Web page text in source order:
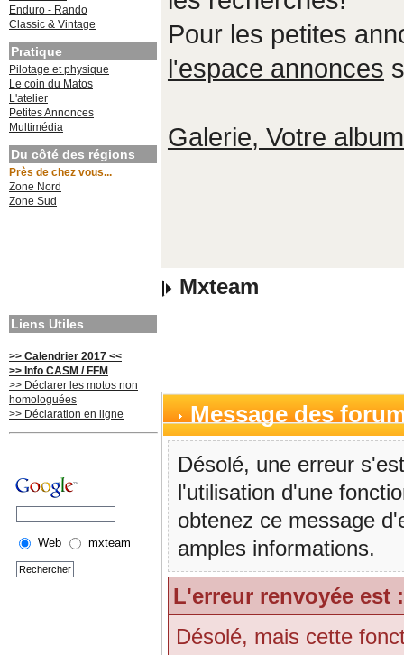
Enduro - Rando
Classic & Vintage
Pratique
Pilotage et physique
Le coin du Matos
L'atelier
Petites Annonces
Multimédia
Du côté des régions
Près de chez vous...
Zone Nord
Zone Sud
Liens Utiles
>> Calendrier 2017 <<
>> Info CASM / FFM
>> Déclarer les motos non
homologuées
>> Déclaration en ligne
Web mxteam
Pour les petites
l'espace annonces
Galerie, Votre
Mxteam
Message des
Désolé, une erreur
l'utilisation d'une
obtenez ce message
amples informations.
L'erreur renvoyée est :
Désolé, mais cette